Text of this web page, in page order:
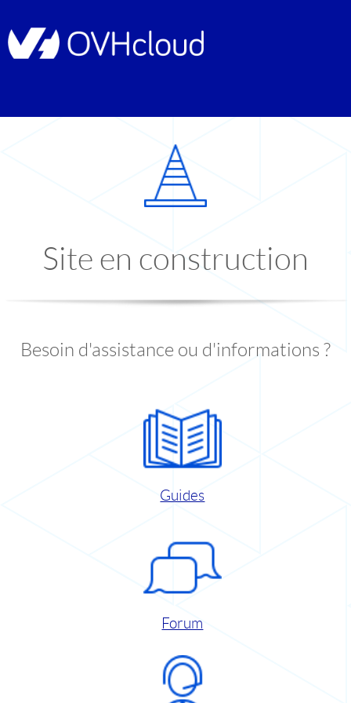
Site en construction
Besoin d'assistance ou d'informations ?
Guides
Forum